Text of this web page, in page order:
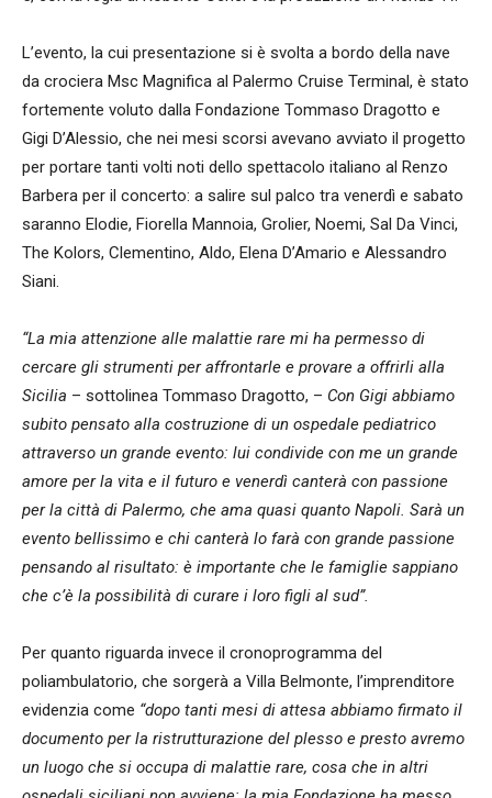
L’evento, la cui presentazione si è svolta a bordo della nave
da crociera Msc Magnifica al Palermo Cruise Terminal, è stato
fortemente voluto dalla Fondazione Tommaso Dragotto e
Gigi D’Alessio, che nei mesi scorsi avevano avviato il progetto
per portare tanti volti noti dello spettacolo italiano al Renzo
Barbera per il concerto: a salire sul palco tra venerdì e sabato
saranno Elodie, Fiorella Mannoia, Grolier, Noemi, Sal Da Vinci,
The Kolors, Clementino, Aldo, Elena D’Amario e Alessandro
Siani.
“La mia attenzione alle malattie rare mi ha permesso di
cercare gli strumenti per affrontarle e provare a offrirli alla
Sicilia – sottolinea Tommaso Dragotto, – Con Gigi abbiamo
subito pensato alla costruzione di un ospedale pediatrico
attraverso un grande evento: lui condivide con me un grande
amore per la vita e il futuro e venerdì canterà con passione
per la città di Palermo, che ama quasi quanto Napoli. Sarà un
evento bellissimo e chi canterà lo farà con grande passione
pensando al risultato: è importante che le famiglie sappiano
che c’è la possibilità di curare i loro figli al sud”.
Per quanto riguarda invece il cronoprogramma del
poliambulatorio, che sorgerà a Villa Belmonte, l’imprenditore
evidenzia come “dopo tanti mesi di attesa abbiamo firmato il
documento per la ristrutturazione del plesso e presto avremo
un luogo che si occupa di malattie rare, cosa che in altri